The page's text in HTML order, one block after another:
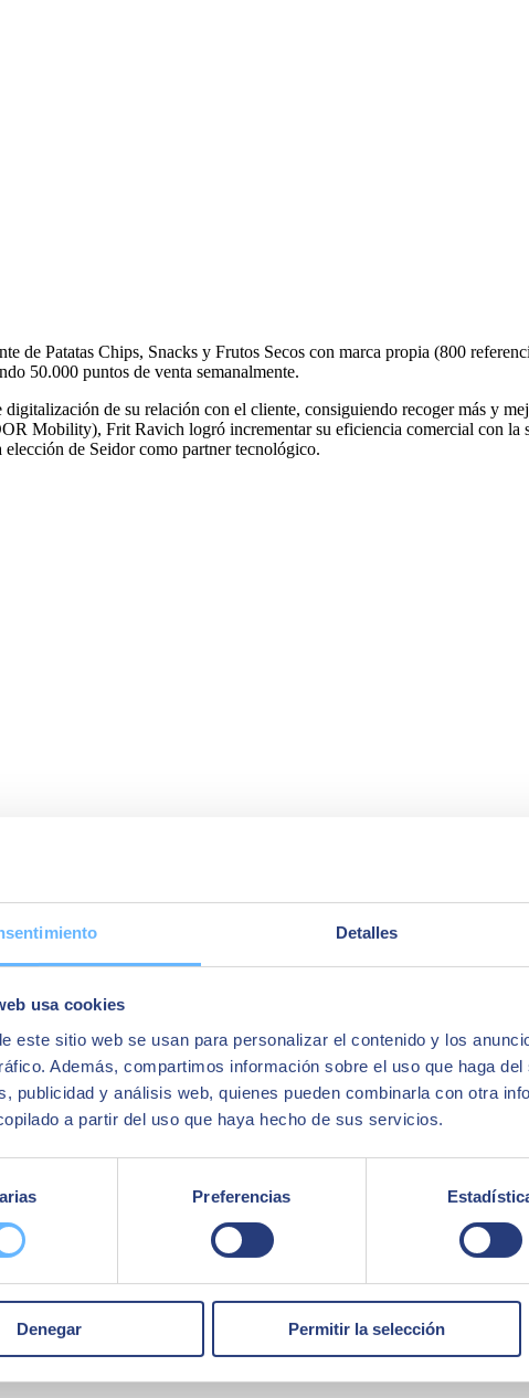
Detalles
usa cookies
este sitio web se usan para personalizar el contenido y los
Además, compartimos información sobre el uso que haga
publicidad y análisis web, quienes pueden combinarla con otra
a partir del uso que haya hecho de sus servicios.
Preferencias
Denegar Permitir la selección
de Patatas Chips, Snacks y Frutos Secos con marca propia (800
50.000 puntos de venta semanalmente.
de su relación con el cliente, consiguiendo recoger más y
Mobility), Frit Ravich logró incrementar su eficiencia comercial con la
de Seidor como partner tecnológico.